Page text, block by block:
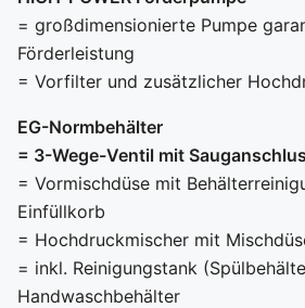
= großdimensionierte Pumpe
Förderleistung
= Vorfilter und zusätzlicher
EG-Normbehälter
= 3-Wege-Ventil mit
= Vormischdüse mit
Einfüllkorb
= Hochdruckmischer mit
= inkl. Reinigungstank
Handwaschbehälter